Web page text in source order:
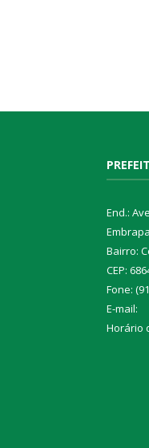
End.:
Bairro:
CEP:
Fone:
E-mail:
Horário